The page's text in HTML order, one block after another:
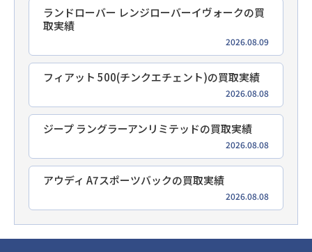
ランドローバー レンジローバーイヴォークの買
取実績
2026.08.09
フィアット 500(チンクエチェント)の買取実績
2026.08.08
ジープ ラングラーアンリミテッドの買取実績
2026.08.08
アウディ A7スポーツバックの買取実績
2026.08.08